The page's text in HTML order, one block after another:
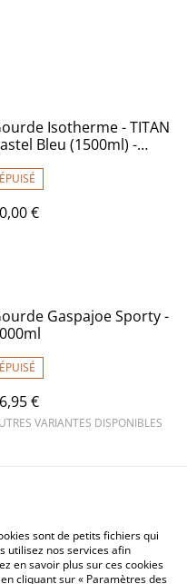
Isotherme - TITAN
Bleu (1500ml) -
ÉPUISÉ
€
Gaspajoe Sporty -
ÉPUISÉ
€
VARIANTES DISPONIBLES
Mentions légales
sont de petits fichiers qui
utilisez nos services afin
en savoir plus sur ces cookies
cliquant sur « Paramètres des